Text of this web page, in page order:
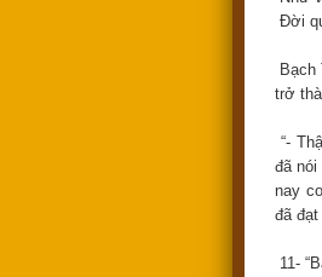
Đời
trở
“-
đã
nay
đã
11-